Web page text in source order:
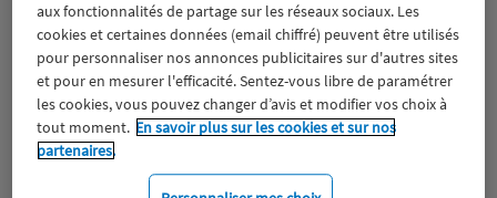
Aidants Catastrophes naturelles Climat
Engagement Epargne ESS
Expérience clients Fondation Macif Jeunesse
aux fonctionnalités de partage sur les réseaux sociaux. Les
cookies et certaines données (email chiffré) peuvent être utilisés
pour personnaliser nos annonces publicitaires sur d'autres sites
et pour en mesurer l'efficacité. Sentez-vous libre de paramétrer
les cookies, vous pouvez changer d’avis et modifier vos choix à
tout moment. En savoir plus sur les cookies et sur nos
partenaires.